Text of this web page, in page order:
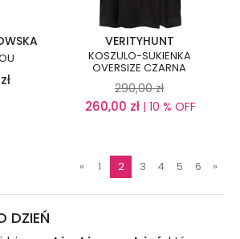
zł
VERITYHUNT
KOSZULO-SUKIENKA
OVERSIZE CZARNA
290,00 zł
260,00 zł | 10 % OFF
« 1 2 3 4 5 6 »
DZIEŃ